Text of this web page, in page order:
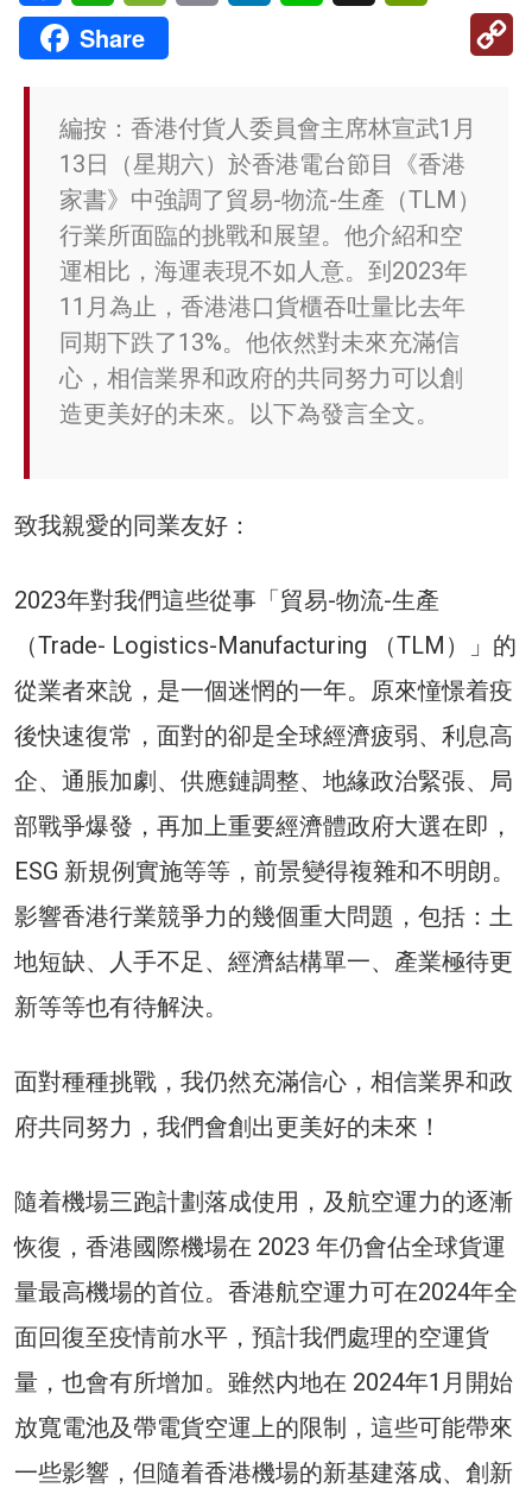
Share
編按：香港付貨人委員會主席林宣武1月
13日（星期六）於香港電台節目《香港
家書》中強調了貿易-物流-生產（TLM）
行業所面臨的挑戰和展望。他介紹和空
運相比，海運表現不如人意。到2023年
11月為止，香港港口貨櫃吞吐量比去年
同期下跌了13%。他依然對未來充滿信
心，相信業界和政府的共同努力可以創
造更美好的未來。以下為發言全文。
致我親愛的同業友好：
2023年對我們這些從事「貿易-物流-生產
（Trade- Logistics-Manufacturing （TLM）」的
從業者來說，是一個迷惘的一年。原來憧憬着疫
後快速復常，面對的卻是全球經濟疲弱、利息高
企、通脹加劇、供應鏈調整、地緣政治緊張、局
部戰爭爆發，再加上重要經濟體政府大選在即，
ESG 新規例實施等等，前景變得複雜和不明朗。
影響香港行業競爭力的幾個重大問題，包括：土
地短缺、人手不足、經濟結構單一、產業極待更
新等等也有待解決。
面對種種挑戰，我仍然充滿信心，相信業界和政
府共同努力，我們會創出更美好的未來！
隨着機場三跑計劃落成使用，及航空運力的逐漸
恢復，香港國際機場在 2023 年仍會佔全球貨運
量最高機場的首位。香港航空運力可在2024年全
面回復至疫情前水平，預計我們處理的空運貨
量，也會有所增加。雖然内地在 2024年1月開始
放寬電池及帶電貨空運上的限制，這些可能帶來
一些影響，但隨着香港機場的新基建落成、創新